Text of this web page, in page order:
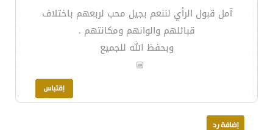
آمل قبول الرأي لننعم بجيل محب لربعهم باختلاف
قبائلهم والوانهم ومكانتهم .
وبحفظ الله للجميع